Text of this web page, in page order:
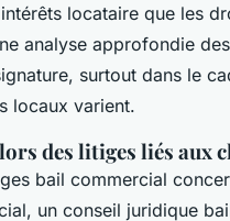
locataire que les
analyse approfondie
surtout dans le
locaux varient.
des litiges liés aux
bail commercial
un conseil juridique